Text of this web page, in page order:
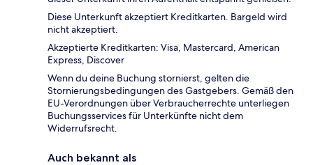
Diese Unterkunft akzeptiert Kreditkarten. Bargeld wird
nicht akzeptiert.
Akzeptierte Kreditkarten: Visa, Mastercard, American
Express, Discover
Wenn du deine Buchung stornierst, gelten die
Stornierungsbedingungen des Gastgebers. Gemäß den
EU-Verordnungen über Verbraucherrechte unterliegen
Buchungsservices für Unterkünfte nicht dem
Widerrufsrecht.
Auch bekannt als